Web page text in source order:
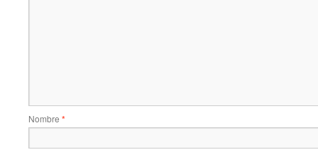
Nombre *